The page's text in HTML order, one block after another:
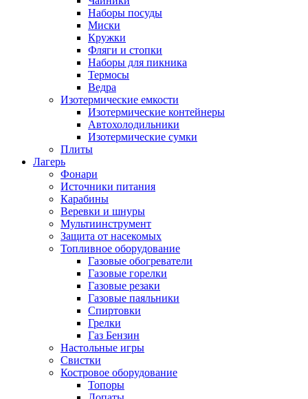
Наборы посуды
Миски
Кружки
Фляги и стопки
Наборы для пикника
Термосы
Ведра
Изотермические емкости
Изотермические контейнеры
Автохолодильники
Изотермические сумки
Плиты
Лагерь
Фонари
Источники питания
Карабины
Веревки и шнуры
Мультиинструмент
Защита от насекомых
Топливное оборудование
Газовые обогреватели
Газовые горелки
Газовые резаки
Газовые паяльники
Спиртовки
Грелки
Газ Бензин
Настольные игры
Свистки
Костровое оборудование
Топоры